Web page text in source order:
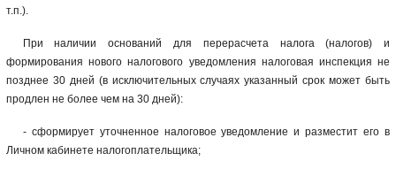
т.п.).
При наличии оснований для перерасчета налога (налогов) и
формирования нового налогового уведомления налоговая инспекция не
позднее 30 дней (в исключительных случаях указанный срок может быть
продлен не более чем на 30 дней):
- сформирует уточненное налоговое уведомление и разместит его в
Личном кабинете налогоплательщика;